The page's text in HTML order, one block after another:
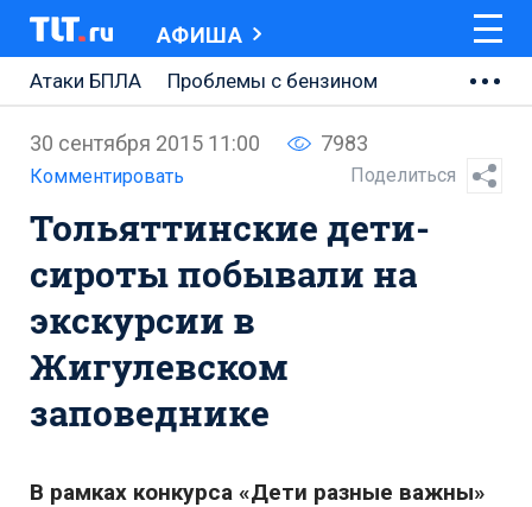
АФИША
Атаки БПЛА
Проблемы с бензином
Ремонт Центральной площади
Ремонт Обводного шоссе
Набережная Тольятти
Неделя Тольятти
30 сентября 2015 11:00 7983
Комментировать Поделиться
Тольяттинские дети-
сироты побывали на
экскурсии в
Жигулевском
заповеднике
В рамках конкурса «Дети разные важны»